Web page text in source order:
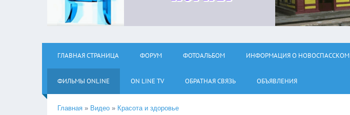
ГЛАВНАЯ СТРАНИЦА ФОРУМ ФОТОАЛЬБОМ ИНФОРМАЦИЯ О НОВОСПАССКОМ
ФИЛЬМЫ ОNLINE ON LINE TV ОБРАТНАЯ СВЯЗЬ ОБЪЯВЛЕНИЯ
Главная » Видео » Красота и здоровье